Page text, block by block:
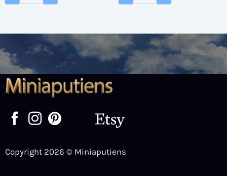
Copyright 2026 © Miniaputiens